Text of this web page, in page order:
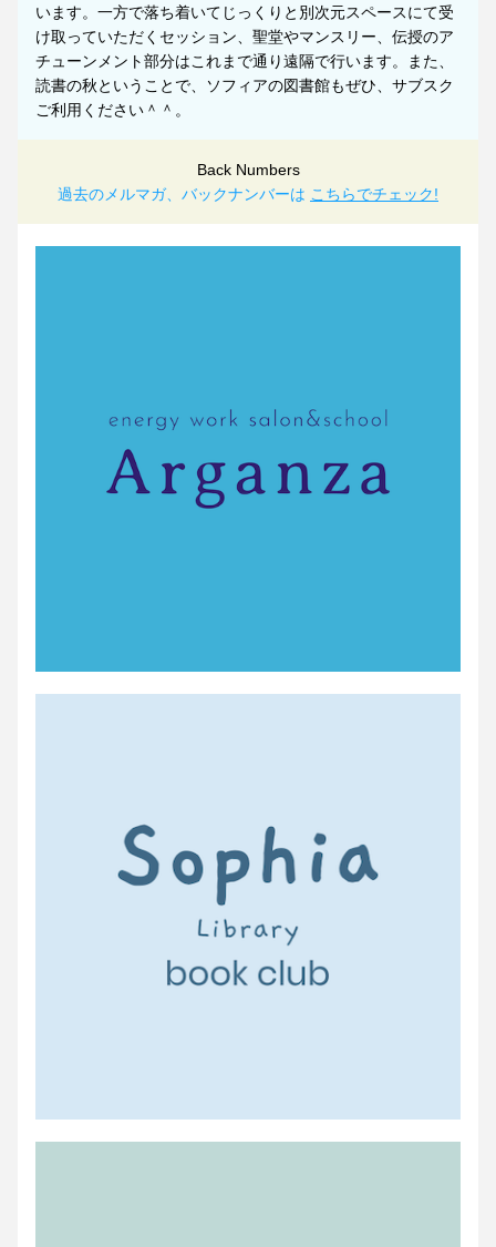
います。一方で落ち着いてじっくりと別次元スペースにて受
け取っていただくセッション、聖堂やマンスリー、伝授のア
チューンメント部分はこれまで通り遠隔で行います。また、
読書の秋ということで、ソフィアの図書館もぜひ、サブスク
ご利用ください＾＾。
Back Numbers
過去のメルマガ、バックナンバーは こちらでチェック!